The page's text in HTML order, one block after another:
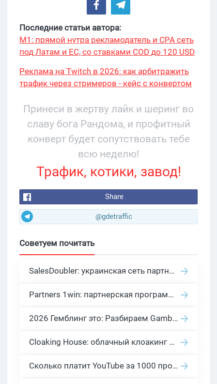
Последние статьи автора:
М1: прямой нутра рекламодатель и CPA сеть
под Латам и ЕС, со ставками COD до 120 USD
Реклама на Twitch в 2026: как арбитражить
трафик через стримеров - кейс с конвертом
Принеси в жертву лайк и шеринг во
славу бога Рандома, и профитный
конверт будет сопутствовать тебе
всю неделю!
Трафик, котики, завод!
Share
@gdetraffic
Советуем почитать
SalesDoubler: украинская сеть партнерских программ с оплатой за действие
Partners 1win: партнерская программа казино в нише гемблинг арбитраж
2026 Гемблинг это: Разбираем Gambling вертикаль, и все что связано с гемблинг и беттинг офферами
Cloaking House: облачный клоакинг для фильтрации ботов FB и Google Ads — гайд PHP-интеграции 2026
Сколько платит YouTube за 1000 просмотров в 2026: реальные цифры от 0.5 до 36 USD по ГЕО